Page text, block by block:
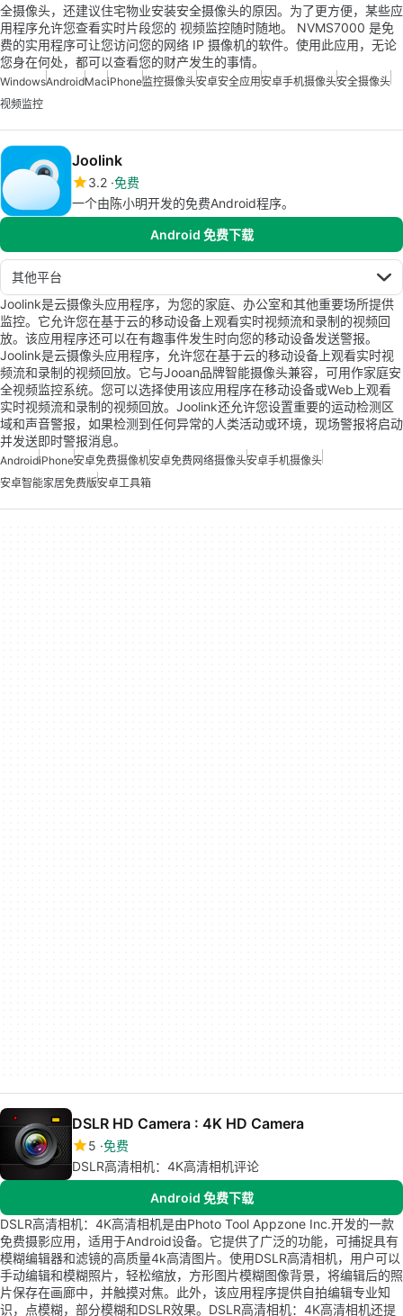
全摄像头，还建议住宅物业安装安全摄像头的原因。为了更方便，某些应
用程序允许您查看实时片段您的 视频监控随时随地。 NVMS7000 是免
费的实用程序可让您访问您的网络 IP 摄像机的软件。使用此应用，无论
您身在何处，都可以查看您的财产发生的事情。
WindowsAndroidMaciPhone监控摄像头安卓安全应用安卓手机摄像头安全摄像头
视频监控
Joolink
3.2 免费
一个由陈小明开发的免费Android程序。
Android 免费下载
其他平台
Joolink是云摄像头应用程序，为您的家庭、办公室和其他重要场所提供
监控。它允许您在基于云的移动设备上观看实时视频流和录制的视频回
放。该应用程序还可以在有趣事件发生时向您的移动设备发送警报。
Joolink是云摄像头应用程序，允许您在基于云的移动设备上观看实时视
频流和录制的视频回放。它与Jooan品牌智能摄像头兼容，可用作家庭安
全视频监控系统。您可以选择使用该应用程序在移动设备或Web上观看
实时视频流和录制的视频回放。Joolink还允许您设置重要的运动检测区
域和声音警报，如果检测到任何异常的人类活动或环境，现场警报将启动
并发送即时警报消息。
AndroidiPhone安卓免费摄像机安卓免费网络摄像头安卓手机摄像头
安卓智能家居免费版安卓工具箱
DSLR HD Camera : 4K HD Camera
5 免费
DSLR高清相机：4K高清相机评论
Android 免费下载
DSLR高清相机：4K高清相机是由Photo Tool Appzone Inc.开发的一款
免费摄影应用，适用于Android设备。它提供了广泛的功能，可捕捉具有
模糊编辑器和滤镜的高质量4k高清图片。使用DSLR高清相机，用户可以
手动编辑和模糊照片，轻松缩放，方形图片模糊图像背景，将编辑后的照
片保存在画廊中，并触摸对焦。此外，该应用程序提供自拍编辑专业知
识，点模糊，部分模糊和DSLR效果。DSLR高清相机：4K高清相机还提